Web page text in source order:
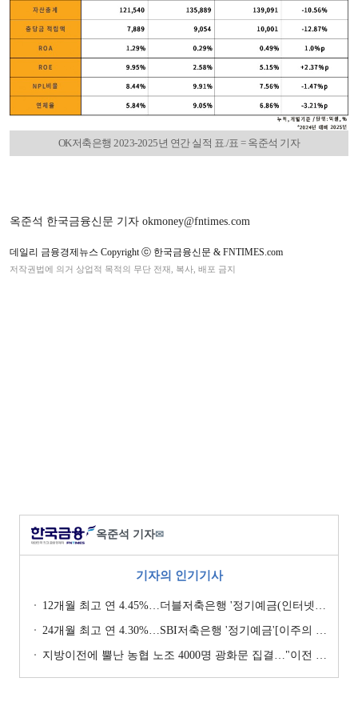
OK저축은행 2023-2025년 연간 실적 표./표 = 옥준석 기자
옥준석 한국금융신문 기자 okmoney@fntimes.com
데일리 금융경제뉴스 Copyright ⓒ 한국금융신문 & FNTIMES.com
저작권법에 의거 상업적 목적의 무단 전재, 복사, 배포 금지
옥준석 기자✉
기자의 인기기사
12개월 최고 연 4.45%…더블저축은행 '정기예금(인터넷뱅킹, 스마트뱅킹)' [이주의 저축은행 예금금리-7월 4주]
24개월 최고 연 4.30%…SBI저축은행 '정기예금'[이주의 저축은행 예금금리-8월 1주]
지방이전에 뿔난 농협 노조 4000명 광화문 집결…"이전 강요 시 금융노조 총파업 불사" [막 오른 금융권 하투(夏鬪)]